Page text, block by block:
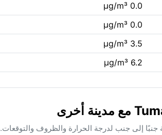
0.0 µg/m³
0.0 µg/m³
3.5 µg/m³
6.2 µg/m³
إلى جنب لدرجة الحرارة والظروف والتوقعات.